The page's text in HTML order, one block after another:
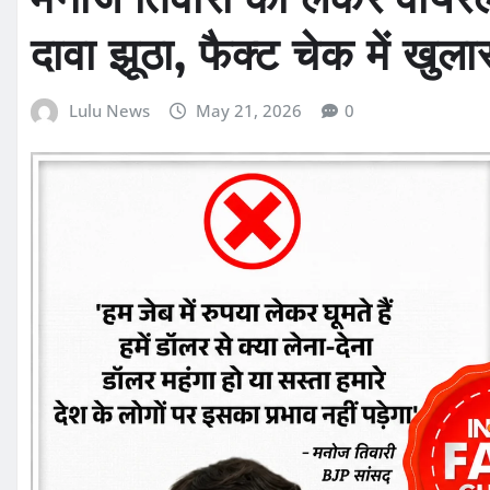
दावा झूठा, फैक्ट चेक में
Lulu News May 21, 2026 0